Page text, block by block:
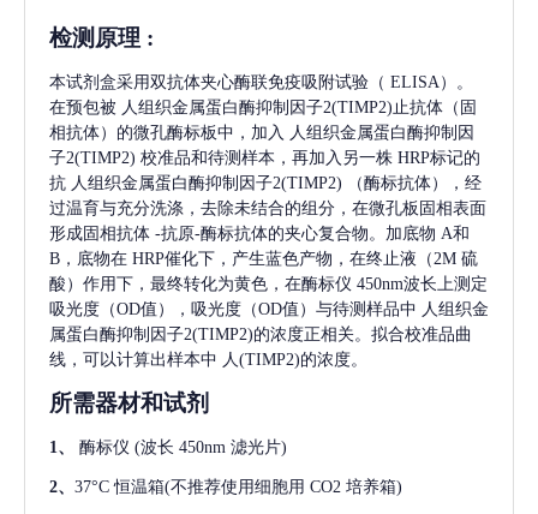
检测原理 :
本试剂盒采用双抗体夹心酶联免疫吸附试验（ ELISA）。
在预包被 人组织金属蛋白酶抑制因子2(TIMP2) 止抗体（固
相抗体）的微孔酶标板中，加入
人组织金属蛋白酶抑制因
子2(TIMP2) 校准品和待测样本，再加入另一株 HRP标记的
抗 人组织金属蛋白酶抑制因子2(TIMP2)
（酶标抗体），经
过温育与充分洗涤，去除未结合的组分，在微孔板固相表面
形成固相抗体 -抗原-酶标抗体的夹心复合物。加底物 A和
B，底物在 HRP催化下，产生蓝色产物，在终止液（2M 硫
酸）作用下，最终转化为黄色，在酶标仪 450nm波长上测定
吸光度（OD值），吸光度（OD值）与待测样品中 人组织金
属蛋白酶抑制因子2(TIMP2)的浓度正相关。拟合校准品曲
线，可以计算出样本中 人(TIMP2)的浓度。
所需器材和试剂
1、 酶标仪 (波长 450nm 滤光片)
2、 37°C 恒温箱(不推荐使用细胞用 CO2 培养箱)